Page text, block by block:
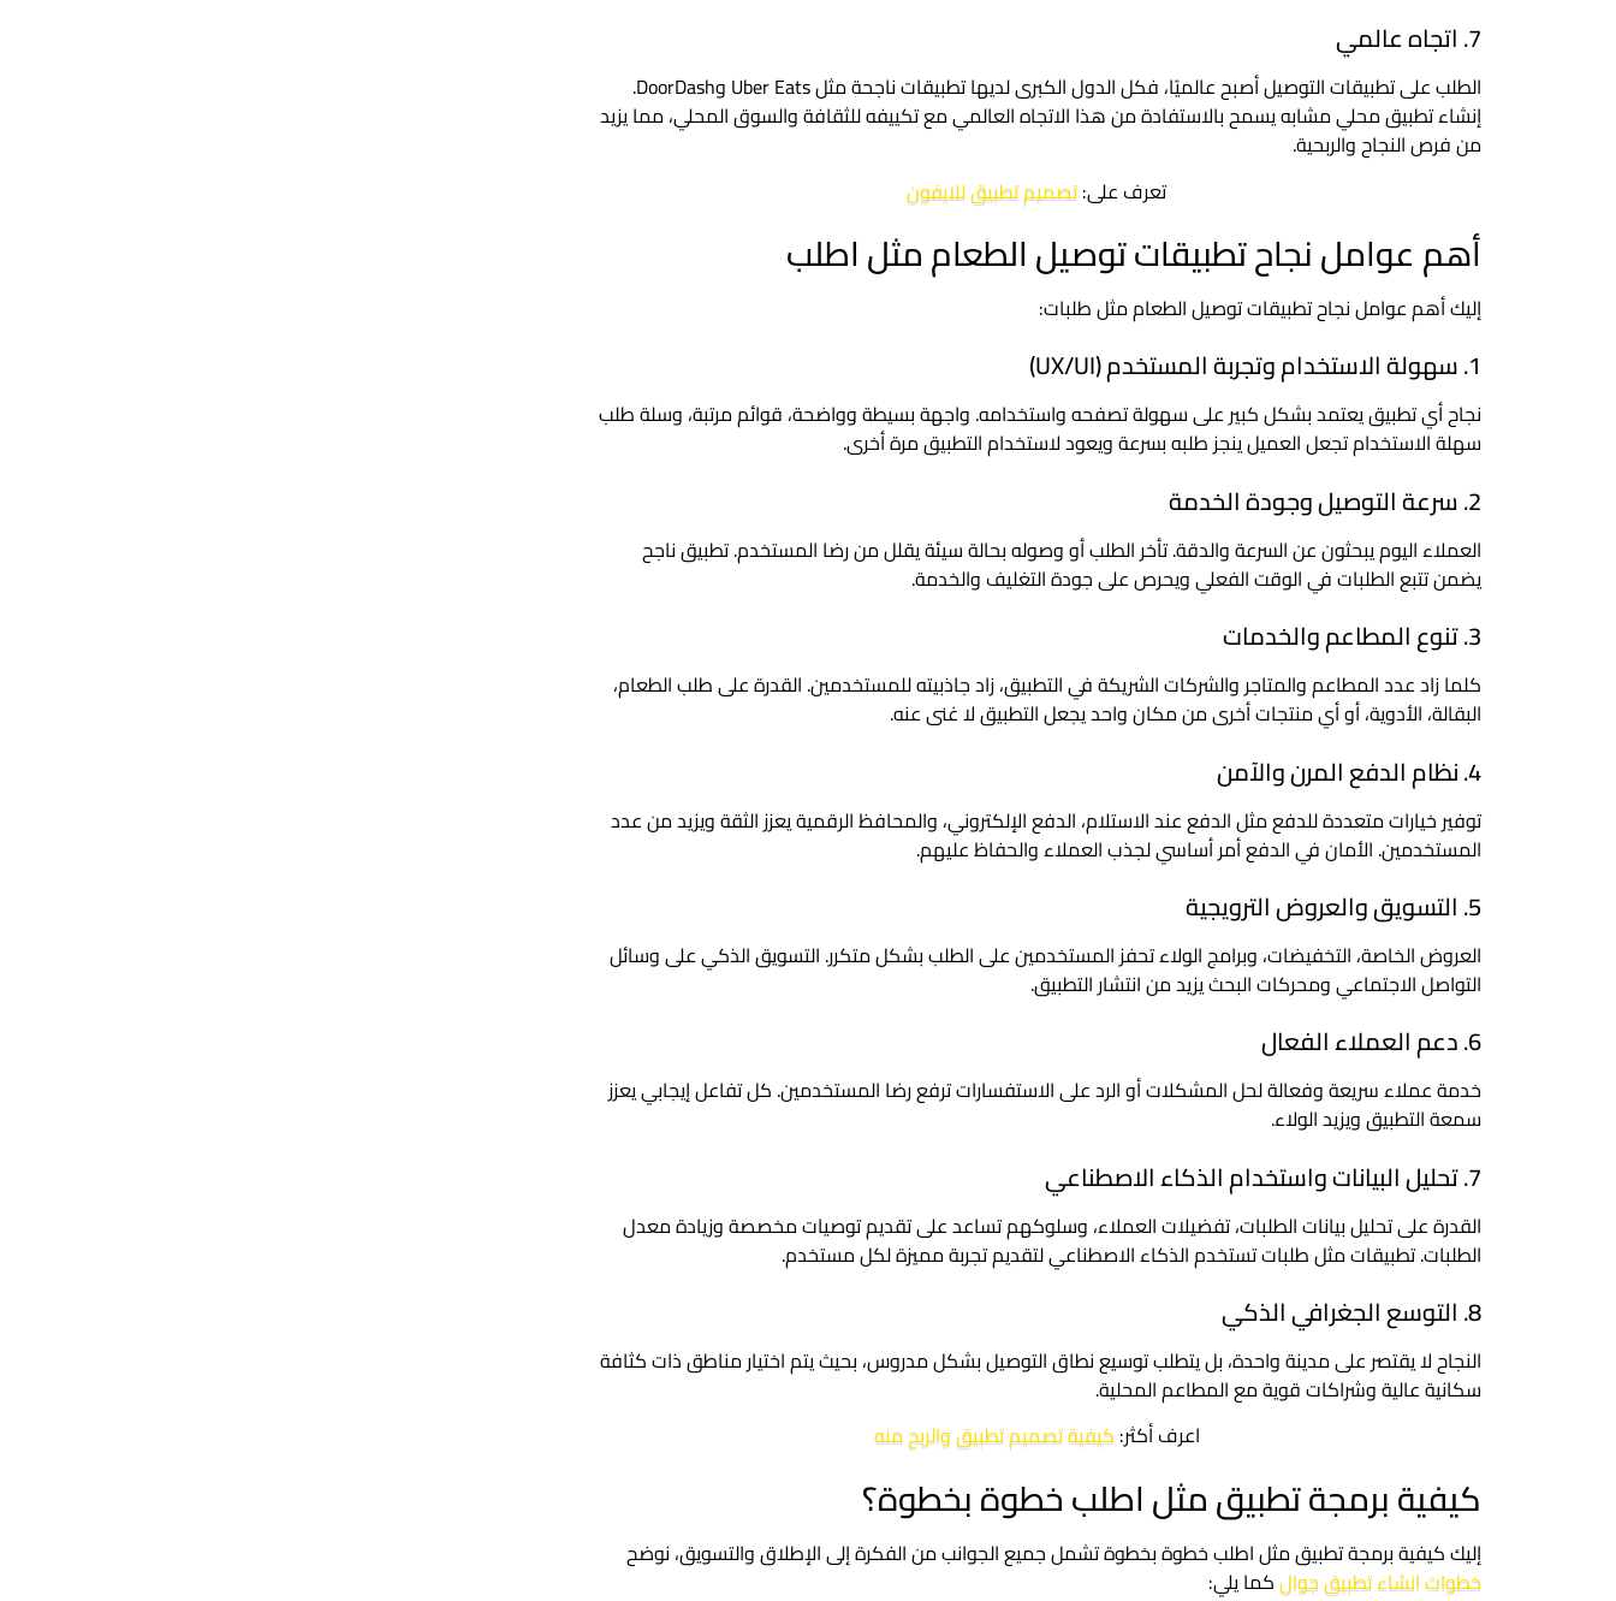
7. اتجاه عالمي
الطلب على تطبيقات التوصيل أصبح عالميًا، فكل الدول الكبرى لديها تطبيقات ناجحة مثل Uber Eats وDoorDash.
إنشاء تطبيق محلي مشابه يسمح بالاستفادة من هذا الاتجاه العالمي مع تكييفه للثقافة والسوق المحلي، مما يزيد
من فرص النجاح والربحية.
تعرف على:تصميم تطبيق للايفون
أهم عوامل نجاح تطبيقات توصيل الطعام مثل اطلب
إليك أهم عوامل نجاح تطبيقات توصيل الطعام مثل طلبات:
1. سهولة الاستخدام وتجربة المستخدم (UX/UI)
نجاح أي تطبيق يعتمد بشكل كبير على سهولة تصفحه واستخدامه. واجهة بسيطة وواضحة، قوائم مرتبة، وسلة طلب
سهلة الاستخدام تجعل العميل ينجز طلبه بسرعة ويعود لاستخدام التطبيق مرة أخرى.
2. سرعة التوصيل وجودة الخدمة
العملاء اليوم يبحثون عن السرعة والدقة. تأخر الطلب أو وصوله بحالة سيئة يقلل من رضا المستخدم. تطبيق ناجح
يضمن تتبع الطلبات في الوقت الفعلي ويحرص على جودة التغليف والخدمة.
3. تنوع المطاعم والخدمات
كلما زاد عدد المطاعم والمتاجر والشركات الشريكة في التطبيق، زاد جاذبيته للمستخدمين. القدرة على طلب الطعام،
البقالة، الأدوية، أو أي منتجات أخرى من مكان واحد يجعل التطبيق لا غنى عنه.
4. نظام الدفع المرن والآمن
توفير خيارات متعددة للدفع مثل الدفع عند الاستلام، الدفع الإلكتروني، والمحافظ الرقمية يعزز الثقة ويزيد من عدد
المستخدمين. الأمان في الدفع أمر أساسي لجذب العملاء والحفاظ عليهم.
5. التسويق والعروض الترويجية
العروض الخاصة، التخفيضات، وبرامج الولاء تحفز المستخدمين على الطلب بشكل متكرر. التسويق الذكي على وسائل
التواصل الاجتماعي ومحركات البحث يزيد من انتشار التطبيق.
6. دعم العملاء الفعال
خدمة عملاء سريعة وفعالة لحل المشكلات أو الرد على الاستفسارات ترفع رضا المستخدمين. كل تفاعل إيجابي يعزز
سمعة التطبيق ويزيد الولاء.
7. تحليل البيانات واستخدام الذكاء الاصطناعي
القدرة على تحليل بيانات الطلبات، تفضيلات العملاء، وسلوكهم تساعد على تقديم توصيات مخصصة وزيادة معدل
الطلبات. تطبيقات مثل طلبات تستخدم الذكاء الاصطناعي لتقديم تجربة مميزة لكل مستخدم.
8. التوسع الجغرافي الذكي
النجاح لا يقتصر على مدينة واحدة، بل يتطلب توسيع نطاق التوصيل بشكل مدروس، بحيث يتم اختيار مناطق ذات كثافة
سكانية عالية وشراكات قوية مع المطاعم المحلية.
اعرف أكثر: كيفية تصميم تطبيق والربح منه
كيفية برمجة تطبيق مثل اطلب خطوة بخطوة؟
إليك كيفية برمجة تطبيق مثل اطلب خطوة بخطوة تشمل جميع الجوانب من الفكرة إلى الإطلاق والتسويق، نوضح
خطوات انشاء تطبيق جوالكما يلي: